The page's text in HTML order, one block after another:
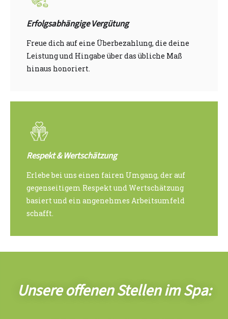
Erfolgsabhängige Vergütung
Freue dich auf eine Überbezahlung, die deine
Leistung und Hingabe über das übliche Maß
hinaus honoriert.
Respekt & Wertschätzung
Erlebe bei uns einen fairen Umgang, der auf
gegenseitigem Respekt und Wertschätzung
basiert und ein angenehmes Arbeitsumfeld
schafft.
Unsere offenen Stellen im Spa: